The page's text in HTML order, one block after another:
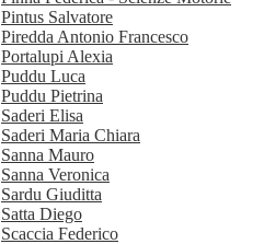
Pintus Salvatore
Piredda Antonio Francesco
Portalupi Alexia
Puddu Luca
Puddu Pietrina
Saderi Elisa
Saderi Maria Chiara
Sanna Mauro
Sanna Veronica
Sardu Giuditta
Satta Diego
Scaccia Federico